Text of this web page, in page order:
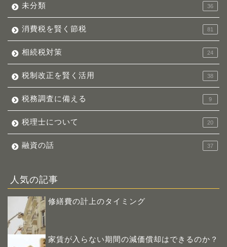
未分類 36
消費税を賢く節税 81
相続税対策 24
税制改正を賢く活用 38
税務調査に備える 9
税理士について 20
融資の話 37
人気の記事
修繕費の計上のタイミング
家賃が入らない期間の減価償却はできるのか？